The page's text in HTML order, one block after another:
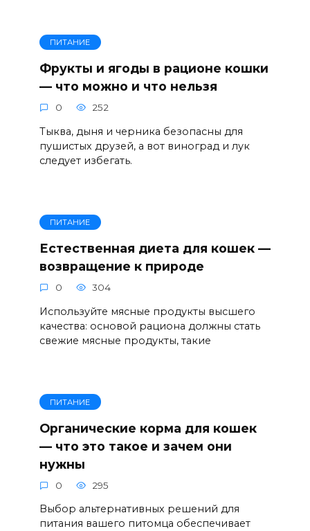
ПИТАНИЕ
Фрукты и ягоды в рационе кошки
— что можно и что нельзя
0 252
Тыква, дыня и черника безопасны для
пушистых друзей, а вот виноград и лук
следует избегать.
ПИТАНИЕ
Естественная диета для кошек —
возвращение к природе
0 304
Используйте мясные продукты высшего
качества: основой рациона должны стать
свежие мясные продукты, такие
ПИТАНИЕ
Органические корма для кошек
— что это такое и зачем они
нужны
0 295
Выбор альтернативных решений для
питания вашего питомца обеспечивает